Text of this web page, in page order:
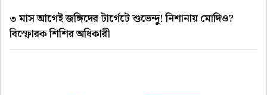
৩ মাস আগেই জঙ্গিদের টার্গেটে শুভেন্দু! নিশানায় মোদিও?
বিস্ফোরক শিশির অধিকারী